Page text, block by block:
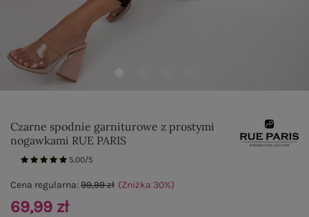
Czarne spodnie garniturowe z prostymi
nogawkami RUE PARIS
5.00/5
Cena regularna:99,99 zł (Zniżka 30%)
69,99 zł